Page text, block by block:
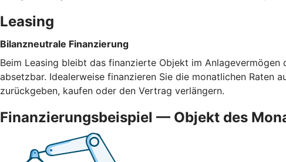
Leasing
Bilanzneutrale Finanzierung
Beim Leasing bleibt das finanzierte Objekt im
absetzbar. Idealerweise finanzieren Sie die monatlichen Raten
zurückgeben, kaufen oder den Vertrag verlängern.
Finanzierungsbeispiel — Objekt des